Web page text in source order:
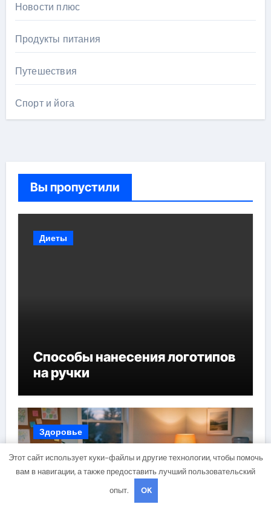
Новости плюс
Продукты питания
Путешествия
Спорт и йога
Вы пропустили
Диеты
Способы нанесения логотипов
на ручки
Здоровье
Этот сайт использует куки-файлы и другие технологии, чтобы помочь
вам в навигации, а также предоставить лучший пользовательский
опыт.
OK